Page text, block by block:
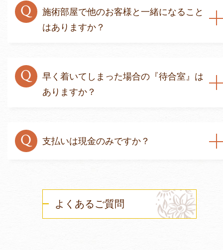
Q
施術部屋で他のお客様と一緒になること
はありますか？
Q
早く着いてしまった場合の『待合室』は
ありますか？
Q 支払いは現金のみですか？
よくあるご質問